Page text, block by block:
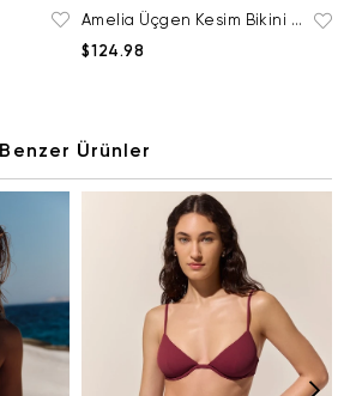
Amelia Üçgen Kesim Bikini Üstü
$124.98
Benzer Ürünler